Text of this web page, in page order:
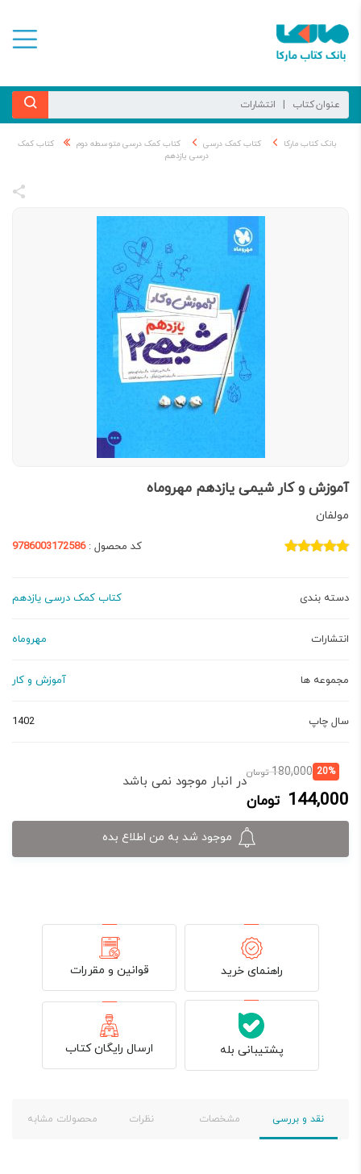
بانک کتاب مارکا کتاب کمک درسی کتاب کمک درسی متوسطه دوم
کتاب کمک
درسی یازدهم
آموزش و کار شیمی یازدهم مهروماه
مولفان
کد محصول :9786003172586
دسته بندی کتاب کمک درسی یازدهم
انتشارات مهروماه
مجموعه ها آموزش و کار
سال چاپ 1402
20%
180,000 تومانقیمت
اصلی:
144,000 تومان
قیمت
فعلی:
144,000 تومان.
در انبار موجود نمی باشد
موجود شد به من اطلاع بده
راهنمای خرید قوانین و مقررات
پشتیبانی بله ارسال رایگان کتاب
نقد و بررسی مشخصات نظرات محصولات مشابه